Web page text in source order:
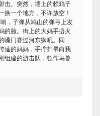
击。突然，墙上的赖鸡子
换一个地方，不许放空！
响，子弹从鸠山的弹弓上发
的脸。街上的大妈手捂火
嗓门赛过河东狮吼。同
逵的妈妈，手拧扫帚向我
组建的游击队，顿作鸟兽